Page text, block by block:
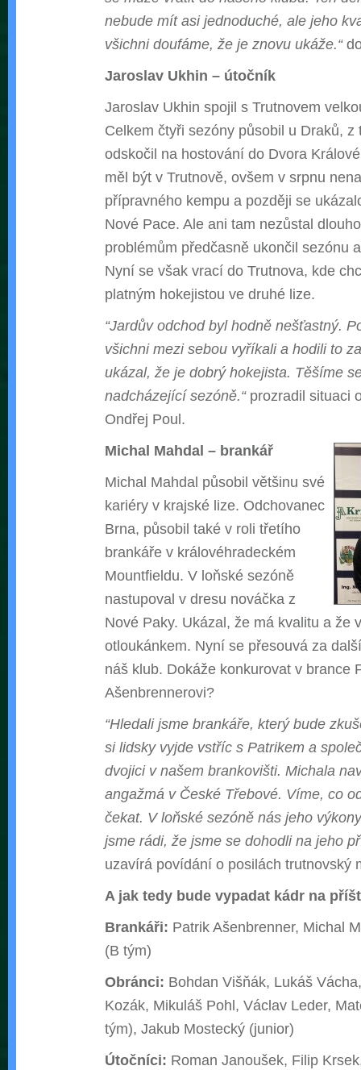
nebude mít asi jednoduché, ale jeho
všichni doufáme, že je znovu ukáže.“
Jaroslav Ukhin – útočník
Jaroslav Ukhin spojil s Trutnovem
Celkem čtyři sezóny působil u Draků, z
odskočil na hostování do Dvora
měl být v Trutnově, ovšem v srpnu
přípravného kempu a později se
Nové Pace. Ale ani tam nezůstal
problémům předčasně ukončil sezónu
Nyní se však vrací do Trutnova, kde
platným hokejistou ve druhé lize.
“Jardův odchod byl hodně nešťastný.
všichni mezi sebou vyříkali a hodili to
ukázal, že je dobrý hokejista. Těšíme
nadcházející sezóně.“prozradil situaci
Ondřej Poul.
Michal Mahdal – brankář
Michal Mahdal působil většinu své
kariéry v krajské lize. Odchovanec
Brna, působil také v roli třetího
brankáře v královéhradeckém
Mountfieldu. V loňské sezóně
nastupoval v dresu nováčka z
Nové Paky. Ukázal, že má kvalitu a že
otloukánkem. Nyní se přesouvá za
náš klub. Dokáže konkurovat v brance
Ašenbrennerovi?
“Hledali jsme brankáře, který bude
si lidsky vyjde vstříc s Patrikem a
dvojici v našem brankovišti. Michala
angažmá v České Třebové. Víme, co
čekat. V loňské sezóně nás jeho
jsme rádi, že jsme se dohodli na jeho
uzavírá povídání o posilách trutnovský
A jak tedy bude vypadat kádr na
Brankáři: Patrik Ašenbrenner, Michal
(B tým)
Obránci: Bohdan Višňák, Lukáš
Kozák, Mikuláš Pohl, Václav Leder,
tým), Jakub Mostecký (junior)
Útočníci: Roman Janoušek, Filip